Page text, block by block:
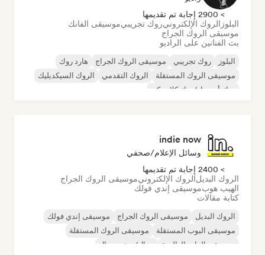
> 2900 إجابة تم تقديمها
البلوز الروك الإلكترونيروك تجريبيموسيقى الفانك
موسيقى الروك الجراج
بث الفنانين على الراديو
البلوز روك تجريبي موسيقى الروك الجراج
هارد روك
موسيقى الروك المستقلة
الروك التقدمي
الروك السيكديليك
روك أند رول/روك كلاسيكي
indie now
وسائل الإعلام/صحفي
> 2400 إجابة تم تقديمها
الروك البديلالروك الإلكترونيموسيقى الروك الجراج
الهيب هوبموسيقى إندي فولك
كتابة مقالات
الروك البديل موسيقى الروك الجراج
موسيقى إندي فولك
موسيقى البوب المستقلة
موسيقى الروك المستقلة
موسيقى الراب العالمية
ميتال/هيفي ميتال